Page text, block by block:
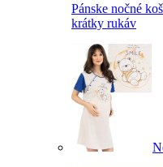
Pánske nočné
krátky rukáv